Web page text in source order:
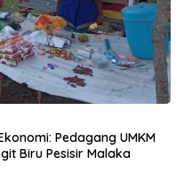
Pedagang UMKM
Biru Pesisir Malaka